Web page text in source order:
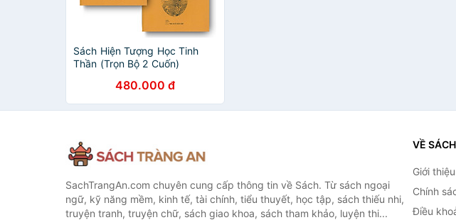
Sách Hiện Tượng Học Tinh
Thần (Trọn Bộ 2 Cuốn)
480.000 đ
SachTrangAn.com chuyên cung cấp thông tin về Sách. Từ sách ngoại
ngữ, kỹ năng mềm, kinh tế, tài chính, tiểu thuyết, học tập, sách thiếu nhi,
truyện tranh, truyện chữ, sách giao khoa, sách tham khảo, luyện thi...
VỀ
Giới thiệu
Chính
Điều